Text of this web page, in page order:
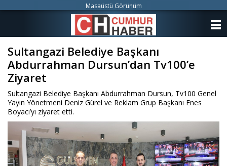
Sultangazi Belediye Başkanı
Abdurrahman Dursun’dan Tv100’e
Ziyaret
Sultangazi Belediye Başkanı Abdurrahman Dursun, Tv100 Genel
Yayın Yönetmeni Deniz Gürel ve Reklam Grup Başkanı Enes
Boyacı’yı ziyaret etti.
Masaüstü Görünüm
ANKETLER
FOTO GALERİ
VİDEO GALERİ